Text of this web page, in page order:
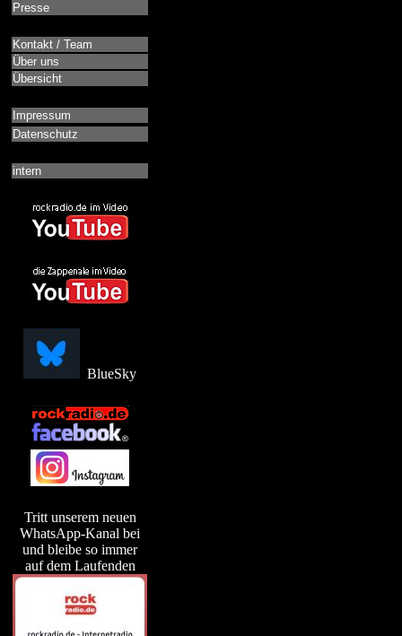
Presse
Kontakt / Team
Über uns
Übersicht
Impressum
Datenschutz
intern
BlueSky
Tritt unserem neuen
WhatsApp-Kanal bei
und bleibe so immer
auf dem Laufenden